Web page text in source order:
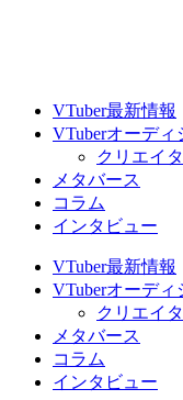
VTuber最新情報
VTuberオーディ
クリエイ
メタバース
コラム
インタビュー
VTuber最新情報
VTuberオーディ
クリエイ
メタバース
コラム
インタビュー